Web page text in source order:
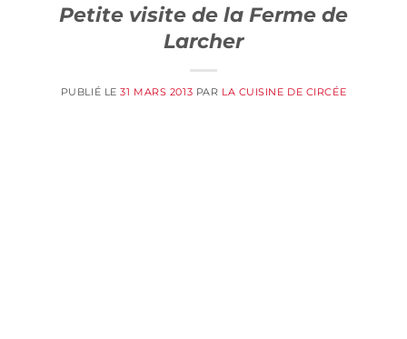
Petite visite de la Ferme de
Larcher
PUBLIÉ LE31 MARS 2013 PAR LA CUISINE DE CIRCÉE